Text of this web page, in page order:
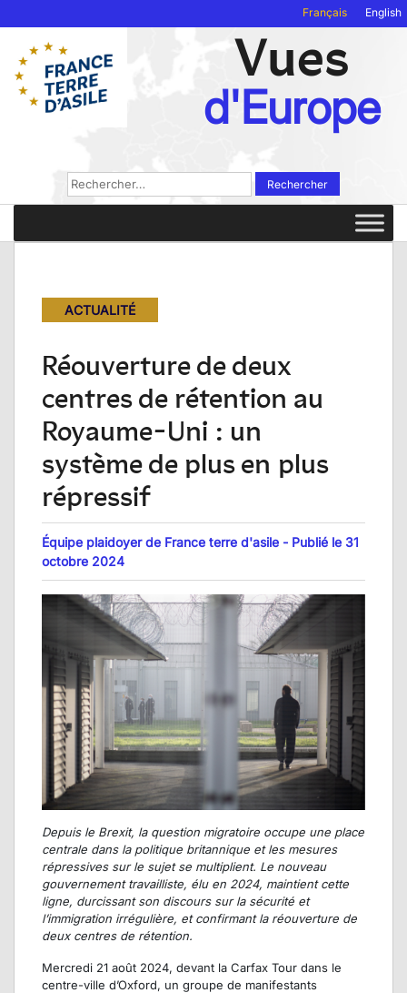
Français English
Vues
d'Europe
Rechercher :
ACTUALITÉ
Réouverture de deux
centres de rétention au
Royaume-Uni : un
système de plus en plus
répressif
Équipe plaidoyer de France terre d'asile - Publié le 31
octobre 2024
Depuis le Brexit, la question migratoire occupe une place
centrale dans la politique britannique et les mesures
répressives sur le sujet se multiplient. Le nouveau
gouvernement travailliste, élu en 2024, maintient cette
ligne, durcissant son discours sur la sécurité et
l’immigration irrégulière, et confirmant la réouverture de
deux centres de rétention.
Mercredi 21 août 2024, devant la Carfax Tour dans le
centre-ville d’Oxford, un groupe de manifestants